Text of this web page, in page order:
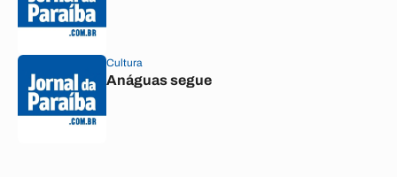
Cultura
Anáguas segue